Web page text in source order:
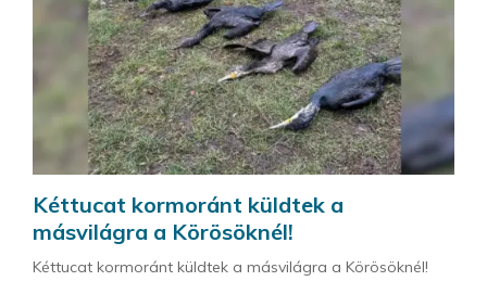
Kéttucat kormoránt küldtek a
másvilágra a Körösöknél!
Kéttucat kormoránt küldtek a másvilágra a Körösöknél!